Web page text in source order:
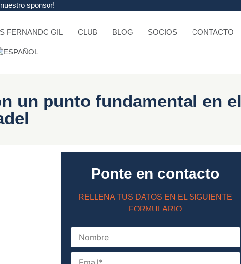
nuestro sponsor!
FERNANDO GIL CLUB BLOG SOCIOS CONTACTO
un punto fundamental en el
Ponte en contacto
RELLENA TUS DATOS EN EL SIGUIENTE
FORMULARIO